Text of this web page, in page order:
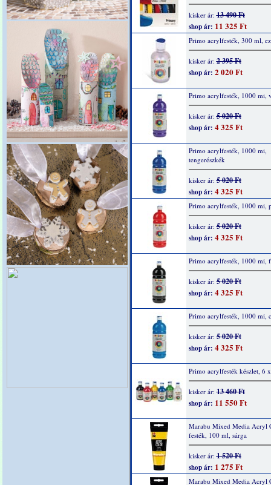
kisker ár:13 490 Ft
shop ár: 11 325 Ft
Primo acrylfesték, 300 ml,
kisker ár:2 395 Ft
shop ár: 2 020 Ft
Primo acrylfesték, 1000 mi,
kisker ár:5 020 Ft
shop ár: 4 325 Ft
Primo acrylfesték, 1000 mi,
tengerészkék
kisker ár:5 020 Ft
shop ár: 4 325 Ft
Primo acrylfesték, 1000 mi,
kisker ár:5 020 Ft
shop ár: 4 325 Ft
Primo acrylfesték, 1000 mi,
kisker ár:5 020 Ft
shop ár: 4 325 Ft
Primo acrylfesték, 1000 mi,
kisker ár:5 020 Ft
shop ár: 4 325 Ft
Primo acrylfesték készlet, 6
kisker ár:13 460 Ft
shop ár: 11 550 Ft
Marabu Mixed Media Acryl
festék, 100 ml, sárga
kisker ár:1 520 Ft
shop ár: 1 275 Ft
Marabu Mixed Media Acryl